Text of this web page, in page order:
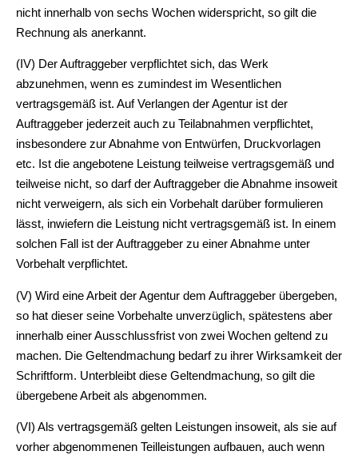
nicht innerhalb von sechs Wochen widerspricht, so gilt die
Rechnung als anerkannt.
(IV) Der Auftraggeber verpflichtet sich, das Werk
abzunehmen, wenn es zumindest im Wesentlichen
vertragsgemäß ist. Auf Verlangen der Agentur ist der
Auftraggeber jederzeit auch zu Teilabnahmen verpflichtet,
insbesondere zur Abnahme von Entwürfen, Druckvorlagen
etc. Ist die angebotene Leistung teilweise vertragsgemäß und
teilweise nicht, so darf der Auftraggeber die Abnahme insoweit
nicht verweigern, als sich ein Vorbehalt darüber formulieren
lässt, inwiefern die Leistung nicht vertragsgemäß ist. In einem
solchen Fall ist der Auftraggeber zu einer Abnahme unter
Vorbehalt verpflichtet.
(V) Wird eine Arbeit der Agentur dem Auftraggeber übergeben,
so hat dieser seine Vorbehalte unverzüglich, spätestens aber
innerhalb einer Ausschlussfrist von zwei Wochen geltend zu
machen. Die Geltendmachung bedarf zu ihrer Wirksamkeit der
Schriftform. Unterbleibt diese Geltendmachung, so gilt die
übergebene Arbeit als abgenommen.
(VI) Als vertragsgemäß gelten Leistungen insoweit, als sie auf
vorher abgenommenen Teilleistungen aufbauen, auch wenn